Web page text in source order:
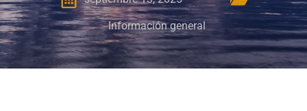
Información general